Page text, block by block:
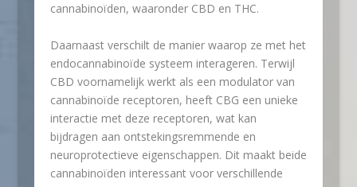
cannabinoïden, waaronder CBD en THC.
Daarnaast verschilt de manier waarop ze met het
endocannabinoïde systeem interageren. Terwijl
CBD voornamelijk werkt als een modulator van
cannabinoïde receptoren, heeft CBG een unieke
interactie met deze receptoren, wat kan
bijdragen aan ontstekingsremmende en
neuroprotectieve eigenschappen. Dit maakt beide
cannabinoïden interessant voor verschillende